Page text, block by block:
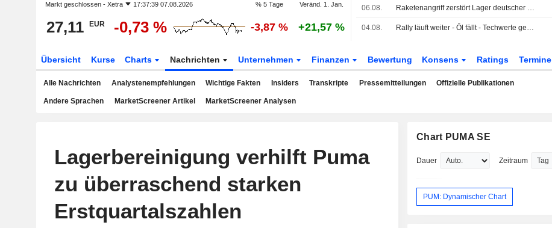
Markt geschlossen - Xetra 17:37:39 07.08.2026 % 5 Tage Veränd. 1. Jan.
27,11 EUR -0,73 % -3,87 % +21,57 %
06.08. Raketenangriff zerstört Lager deutscher Firmen in Kiew
04.08. Rally läuft weiter - Öl fällt - Techwerte gesucht
Übersicht Kurse Charts Nachrichten Unternehmen Finanzen Bewertung Konsens Ratings Termine
Alle Nachrichten Analystenempfehlungen Wichtige Fakten Insiders Transkripte Pressemitteilungen Offizielle Publikationen
Andere Sprachen MarketScreener Artikel MarketScreener Analysen
Lagerbereinigung verhilft Puma
zu überraschend starken
Erstquartalszahlen
Chart PUMA SE
Dauer Zeitraum
PUM: Dynamischer Chart